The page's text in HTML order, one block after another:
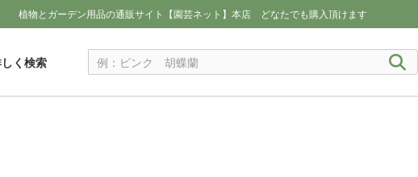
植物とガーデン用品の通販サイト【園芸ネット】本店 どなたでも購入頂けます
く検索